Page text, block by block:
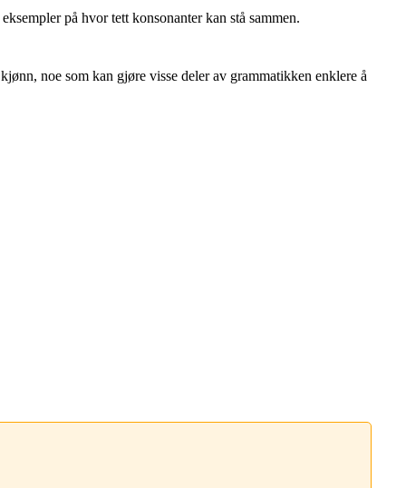
på hvor tett konsonanter kan stå sammen.
noe som kan gjøre visse deler av grammatikken enklere å